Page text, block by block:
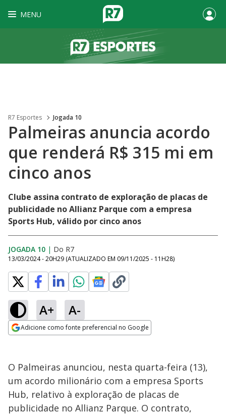
MENU
R7 Esportes Jogada 10
Palmeiras anuncia acordo
que renderá R$ 315 mi em
cinco anos
Clube assina contrato de exploração de placas de
publicidade no Allianz Parque com a empresa
Sports Hub, válido por cinco anos
JOGADA 10 | Do R7
13/03/2024 - 20H29 (ATUALIZADO EM 09/11/2025 - 11H28)
A+ A-
Adicione como fonte preferencial no Google
O Palmeiras anunciou, nesta quarta-feira (13),
um acordo milionário com a empresa Sports
Hub, relativo à exploração de placas de
publicidade no Allianz Parque. O contrato,